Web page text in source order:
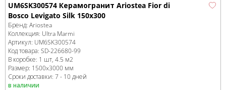
UM6SK300574 Керамогранит Ariostea Fior di
Bosco Levigato Silk 150x300
Бренд: Ariostea
Коллекция: Ultra Marmi
Артикул: UM6SK300574
Код товара: SD-226680-99
В коробке: 1 шт, 4.5 м2
Размер: 1500x3000 мм
Сроки доставки: 7 - 10 дней
в наличии